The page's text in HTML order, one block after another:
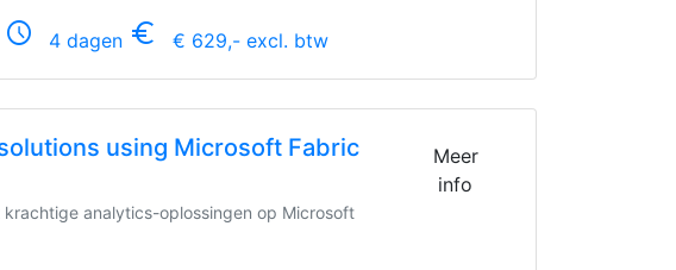
schedule 4 dagen euro_symbol € 629,- excl. btw
using Microsoft Fabric
analytics-oplossingen op Microsoft
Meer
info